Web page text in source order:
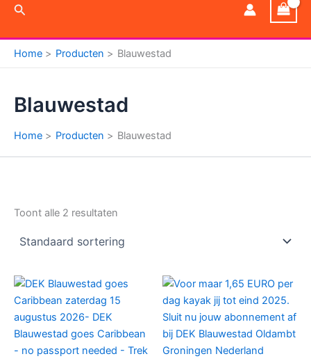
Zoeken
Home Producten Blauwestad
Blauwestad
Home Producten Blauwestad
Toont alle 2 resultaten
Prijsklasse:
€ 7,50
tot
€ 29,50
product
meerdere
variaties.